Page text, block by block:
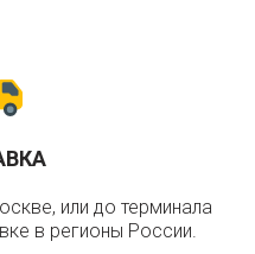
или до терминала
в регионы России.